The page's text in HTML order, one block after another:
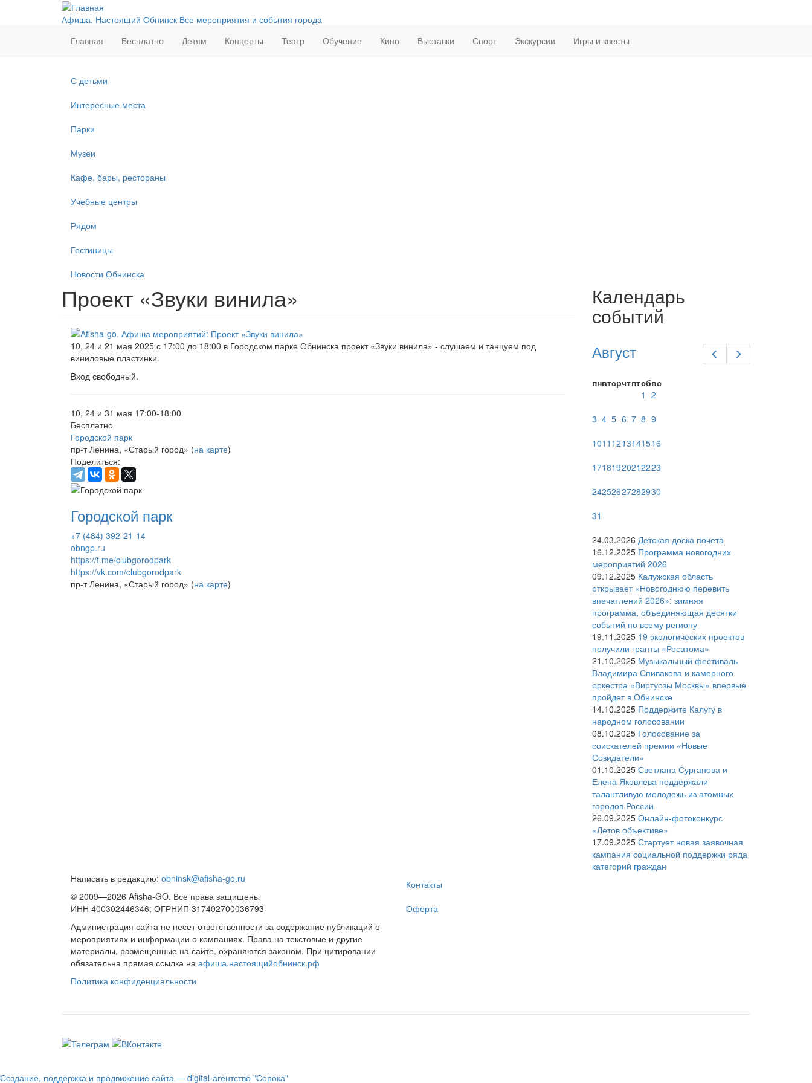
Афиша. Настоящий Обнинск Все мероприятия и события города
Главная
Бесплатно Детям Концерты Театр Обучение Кино Выставки Спорт Экскурсии Игры и квесты
С детьми
Интересные места
Парки
Музеи
Кафе, бары, рестораны
Учебные центры
Рядом
Гостиницы
Новости Обнинска
Проект «Звуки винила»
10, 24 и 21 мая 2025 с 17:00 до 18:00 в Городском парке Обнинска проект «Звуки винила» - слушаем и танцуем под
виниловые пластинки.
Вход свободный.
10, 24 и 31 мая 17:00-18:00
Бесплатно
Городской парк
пр-т Ленина, «Старый город» (на карте)
Поделиться:
Городской парк
+7 (484) 392-21-14
obngp.ru
https://t.me/clubgorodpark
https://vk.com/clubgorodpark
пр-т Ленина, «Старый город» (на карте)
Календарь
событий
Предыдущий
Август
пнвтсрчтптсбвс
1 2
3 4 5 6 7 8 9
1011 1213141516
17181920212223
24252627282930
31
24.03.2026 Детская доска почёта
16.12.2025 Программа новогодних
мероприятий 2026
09.12.2025 Калужская область
открывает «Новогоднюю перевить
впечатлений 2026»: зимняя
программа, объединяющая десятки
событий по всему региону
19.11.2025 19 экологических проектов
получили гранты «Росатома»
21.10.2025 Музыкальный фестиваль
Владимира Спивакова и камерного
оркестра «Виртуозы Москвы» впервые
пройдет в Обнинске
14.10.2025 Поддержите Калугу в
народном голосовании
08.10.2025 Голосование за
соискателей премии «Новые
Созидатели»
01.10.2025 Светлана Сурганова и
Елена Яковлева поддержали
талантливую молодежь из атомных
городов России
26.09.2025 Онлайн-фотоконкурс
«Летов объективе»
17.09.2025 Стартует новая заявочная
кампания социальной поддержки ряда
категорий граждан
Написать в редакцию: obninsk@afisha-go.ru
© 2009—2026 Afisha-GO. Все права защищены
ИНН 400302446346; ОГРНИП 317402700036793
Администрация сайта не несет ответственности за содержание публикаций о
мероприятиях и информации о компаниях. Права на текстовые и другие
материалы, размещенные на сайте, охраняются законом. При цитировании
обязательна прямая ссылка на афиша.настоящийобнинск.рф
Политика конфиденциальности
Контакты
Оферта
Создание, поддержка и продвижение сайта — digital-агентство "Сорока"